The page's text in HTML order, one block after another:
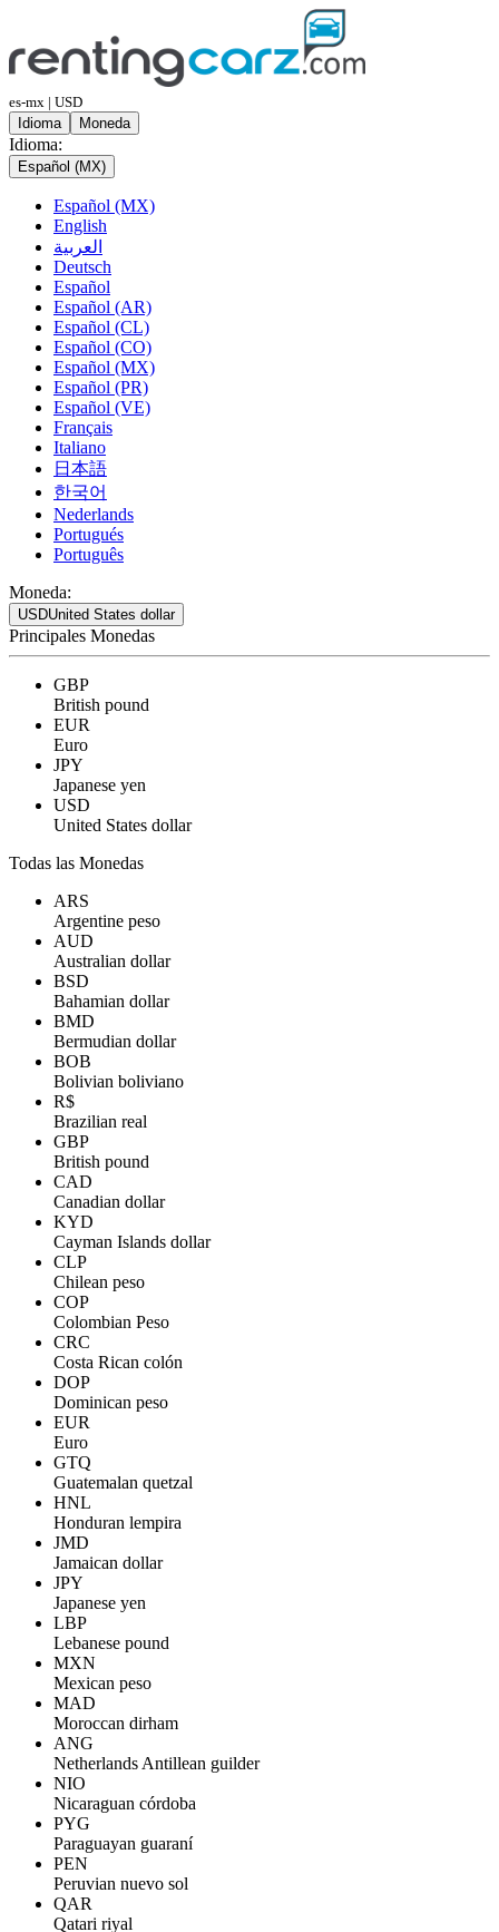
es-mx | USD
Idioma
Moneda
Idioma:
Español (MX)
Español (MX)
English
العربية
Deutsch
Español
Español (AR)
Español (CL)
Español (CO)
Español (MX)
Español (PR)
Español (VE)
Français
Italiano
日本語
한국어
Nederlands
Portugués
Português
Moneda:
USDUnited States dollar
Principales Monedas
GBP
British pound
EUR
Euro
JPY
Japanese yen
USD
United States dollar
Todas las Monedas
ARS
Argentine peso
AUD
Australian dollar
BSD
Bahamian dollar
BMD
Bermudian dollar
BOB
Bolivian boliviano
R$
Brazilian real
GBP
British pound
CAD
Canadian dollar
KYD
Cayman Islands dollar
CLP
Chilean peso
COP
Colombian Peso
CRC
Costa Rican colón
DOP
Dominican peso
EUR
Euro
GTQ
Guatemalan quetzal
HNL
Honduran lempira
JMD
Jamaican dollar
JPY
Japanese yen
LBP
Lebanese pound
MXN
Mexican peso
MAD
Moroccan dirham
ANG
Netherlands Antillean guilder
NIO
Nicaraguan córdoba
PYG
Paraguayan guaraní
PEN
Peruvian nuevo sol
QAR
Qatari riyal